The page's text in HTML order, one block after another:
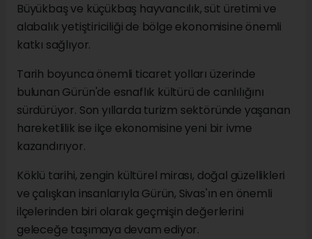
Büyükbaş ve küçükbaş hayvancılık, süt üretimi ve
alabalık yetiştiriciliği de bölge ekonomisine önemli
katkı sağlıyor.
Tarih boyunca önemli ticaret yolları üzerinde
bulunan Gürün'de esnaflık kültürü de canlılığını
sürdürüyor. Son yıllarda turizm sektöründe yaşanan
hareketlilik ise ilçe ekonomisine yeni bir ivme
kazandırıyor.
Köklü tarihi, zengin kültürel mirası, doğal güzellikleri
ve çalışkan insanlarıyla Gürün, Sivas'ın en önemli
ilçelerinden biri olarak geçmişin değerlerini
geleceğe taşımaya devam ediyor.